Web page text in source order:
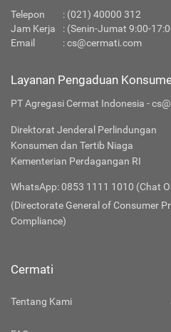
Telepon : (021) 40000 312
Jam Kerja
: (Senin-Jumat 9:00-
Email
:cs@cermati.com
Layanan Pengaduan
PT Agregasi Cermat Indonesia -
Direktorat Jenderal Perlindungan
Konsumen dan Tertib Niaga
Kementerian Perdagangan RI
WhatsApp: 0853 1111 1010 (Chat
(Directorate General of Consumer
Compliance)
Cermati
Tentang Kami